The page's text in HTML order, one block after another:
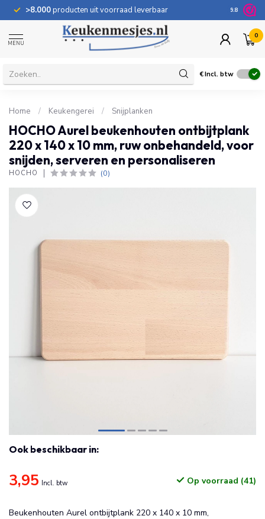
>8.000producten uit voorraad leverbaar 100
9.8
MENU
0
€Incl. btw
Home / Keukengerei / Snijplanken
HOCHO Aurel beukenhouten ontbijtplank
220 x 140 x 10 mm, ruw onbehandeld, voor
snijden, serveren en personaliseren
HOCHO (0)
Ook beschikbaar in:
3,95 Incl. btw Op voorraad (41)
Beukenhouten Aurel ontbijtplank 220 x 140 x 10 mm,